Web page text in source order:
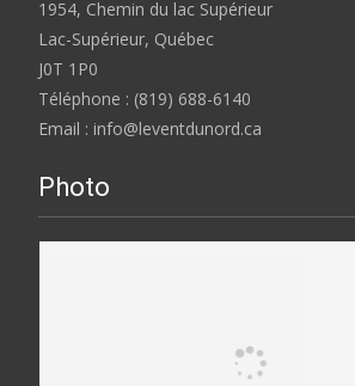
1954, Chemin du lac Supérieur
Lac-Supérieur, Québec
J0T 1P0
Téléphone : (819) 688-6140
Email : info@leventdunord.ca
Photo